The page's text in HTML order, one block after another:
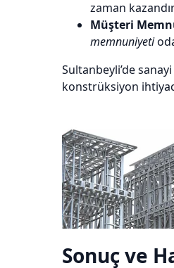
zaman
Müşteri
memnuniyeti
Sultanbeyli’de
konstrüksiyon
Sonuç ve